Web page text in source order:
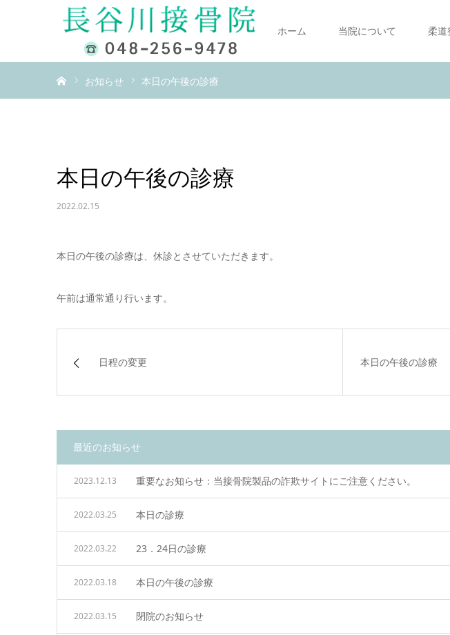
ホーム 当院について 柔道
お知らせ 本日の午後の診療
本日の午後の診療
2022.02.15
本日の午後の診療は、休診とさせていただきます。
午前は通常通り行います。
日程の変更 本日の午後の診療
最近のお知らせ
重要なお知らせ：当接骨院製品の詐欺サイトにご注意ください。
2023.12.13
本日の診療
2022.03.25
23．24日の診療
2022.03.22
本日の午後の診療
2022.03.18
閉院のお知らせ
2022.03.15